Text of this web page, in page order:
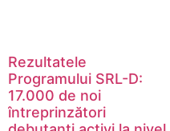
Rezultatele
Programului SRL-D:
17.000 de noi
întreprinzători